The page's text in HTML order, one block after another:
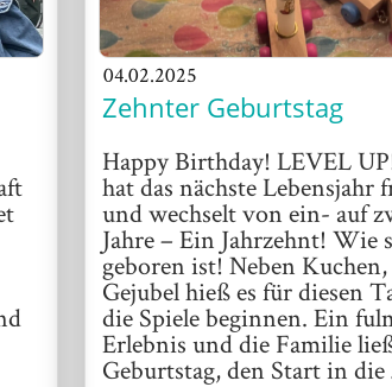
04.02.2025
Zehnter Geburtstag
Happy Birthday! LEVEL
hat das nächste Lebensjahr
und wechselt von ein- auf
Jahre – Ein Jahrzehnt! Wie
geboren ist! Neben
Gejubel hieß es für diesen
die Spiele beginnen. Ein
Erlebnis und die Familie
Geburtstag, den Start in